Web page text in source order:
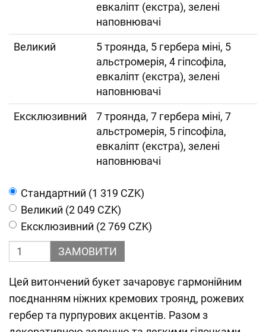
евкаліпт (екстра), зелені
наповнювачі
Великий
5 троянда, 5 гербера міні, 5
альстромерія, 4 гіпсофіла,
евкаліпт (екстра), зелені
наповнювачі
Ексклюзивний
7 троянда, 7 гербера міні, 7
альстромерія, 5 гіпсофіла,
евкаліпт (екстра), зелені
наповнювачі
Cтандартний (1 319 CZK)
Великий (2 049 CZK)
Ексклюзивний (2 769 CZK)
ЗАМОВИТИ
Цей витончений букет зачаровує гармонійним
поєднанням ніжних кремових троянд, рожевих
гербер та пурпурових акцентів. Разом з